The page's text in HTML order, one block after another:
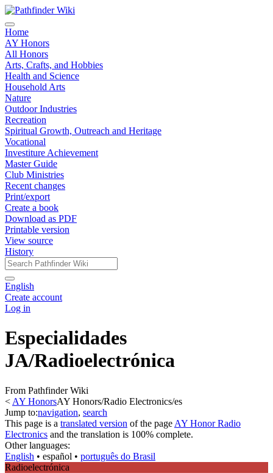
Home
AY Honors
All Honors
Arts, Crafts, and Hobbies
Health and Science
Household Arts
Nature
Outdoor Industries
Recreation
Spiritual Growth, Outreach and Heritage
Vocational
Investiture Achievement
Master Guide
Club Ministries
Recent changes
Print/export
Create a book
Download as PDF
Printable version
View source
History
English
Create account
Log in
Especialidades
JA/Radioelectrónica
From Pathfinder Wiki
< AY HonorsAY Honors/Radio Electronics/es
Jump to:navigation, search
This page is a translated version of the page AY Honor Radio
Electronics and the translation is 100% complete.
Other languages:
English • ‎ español • ‎ português do Brasil
Radioelectrónica